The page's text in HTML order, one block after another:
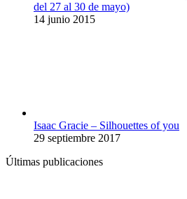
del 27 al 30 de mayo)
14 junio 2015
Isaac Gracie – Silhouettes of you
29 septiembre 2017
Últimas publicaciones